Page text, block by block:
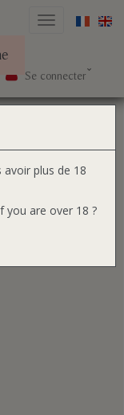
Basculer
Se connecter
2022
avoir plus de 18
you are over 18 ?